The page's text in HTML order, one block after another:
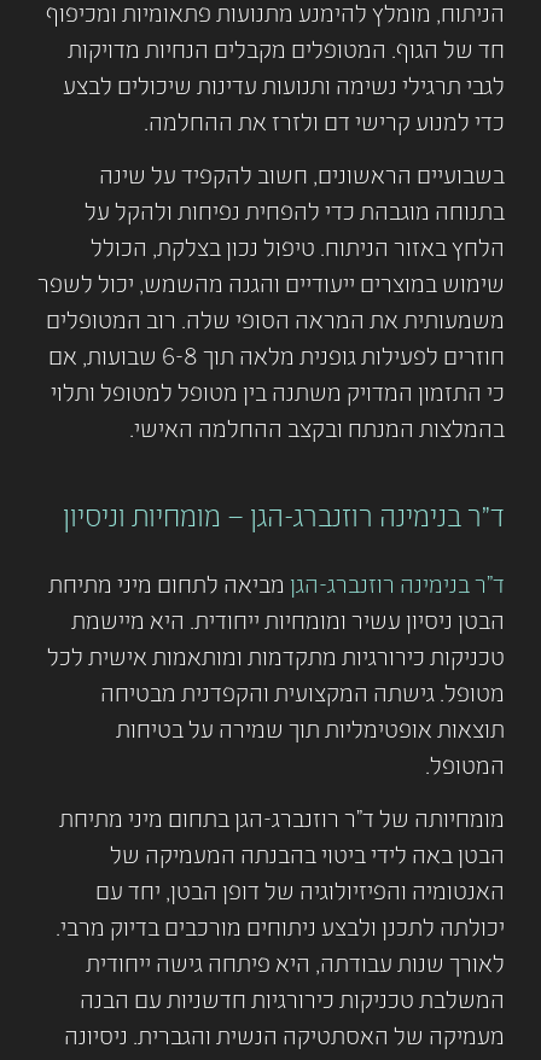
הניתוח, מומלץ להימנע מתנועות פתאומיות ומכיפוף
חד של הגוף. המטופלים מקבלים הנחיות מדויקות
לגבי תרגילי נשימה ותנועות עדינות שיכולים לבצע
כדי למנוע קרישי דם ולזרז את ההחלמה.
בשבועיים הראשונים, חשוב להקפיד על שינה
בתנוחה מוגבהת כדי להפחית נפיחות ולהקל על
הלחץ באזור הניתוח. טיפול נכון בצלקת, הכולל
שימוש במוצרים ייעודיים והגנה מהשמש, יכול לשפר
משמעותית את המראה הסופי שלה. רוב המטופלים
חוזרים לפעילות גופנית מלאה תוך 6-8 שבועות, אם
כי התזמון המדויק משתנה בין מטופל למטופל ותלוי
בהמלצות המנתח ובקצב ההחלמה האישי.
ד"ר בנימינה רוזנברג-הגן – מומחיות וניסיון
ד"ר בנימינה רוזנברג-הגן מביאה לתחום מיני מתיחת
הבטן ניסיון עשיר ומומחיות ייחודית. היא מיישמת
טכניקות כירורגיות מתקדמות ומותאמות אישית לכל
מטופל. גישתה המקצועית והקפדנית מבטיחה
תוצאות אופטימליות תוך שמירה על בטיחות
המטופל.
מומחיותה של ד"ר רוזנברג-הגן בתחום מיני מתיחת
הבטן באה לידי ביטוי בהבנתה המעמיקה של
האנטומיה והפיזיולוגיה של דופן הבטן, יחד עם
יכולתה לתכנן ולבצע ניתוחים מורכבים בדיוק מרבי.
לאורך שנות עבודתה, היא פיתחה גישה ייחודית
המשלבת טכניקות כירורגיות חדשניות עם הבנה
מעמיקה של האסתטיקה הנשית והגברית. ניסיונה